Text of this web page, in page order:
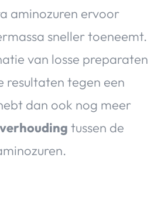
aminozuren ervoor
sneller toeneemt.
van losse preparaten
resultaten tegen een
dan ook nog meer
verhouding tussen de